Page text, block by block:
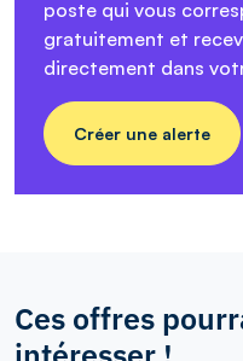
poste qui vous
gratuitement et
directement dans
Créer une alerte
Ces offres